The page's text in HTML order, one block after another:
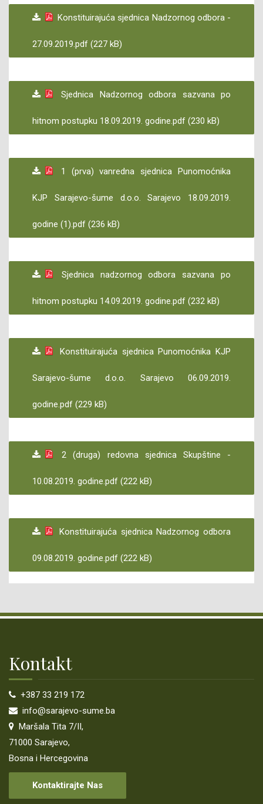
Konstituirajuća sjednica Nadzornog odbora -
27.09.2019.pdf (227 kB)
Sjednica Nadzornog odbora sazvana po
hitnom postupku 18.09.2019. godine.pdf (230 kB)
1 (prva) vanredna sjednica Punomoćnika
KJP Sarajevo-šume d.o.o. Sarajevo 18.09.2019.
godine (1).pdf (236 kB)
Sjednica nadzornog odbora sazvana po
hitnom postupku 14.09.2019. godine.pdf (232 kB)
Konstituirajuća sjednica Punomoćnika KJP
Sarajevo-šume d.o.o. Sarajevo 06.09.2019.
godine.pdf (229 kB)
2 (druga) redovna sjednica Skupštine -
10.08.2019. godine.pdf (222 kB)
Konstituirajuća sjednica Nadzornog odbora
09.08.2019. godine.pdf (222 kB)
Kontakt
+387 33 219 172
info@sarajevo-sume.ba
Maršala Tita 7/II,
71000 Sarajevo,
Bosna i Hercegovina
Kontaktirajte Nas